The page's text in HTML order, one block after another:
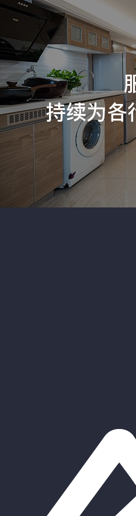
持续为各